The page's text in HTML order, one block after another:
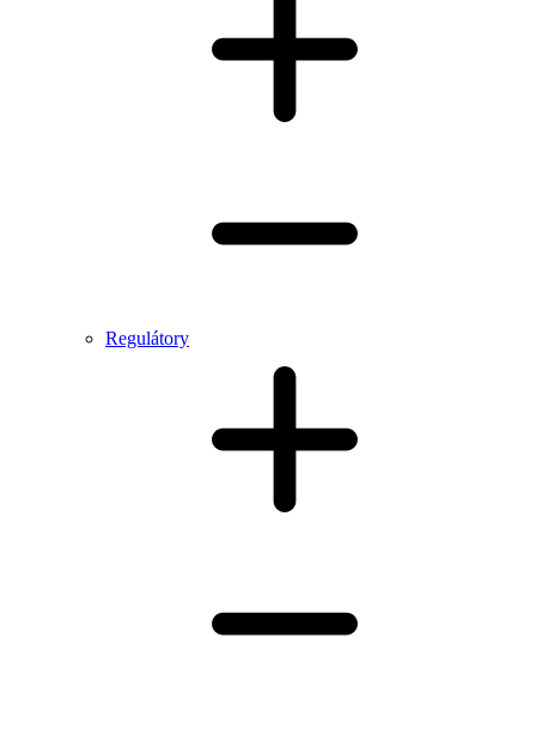
Regulátory